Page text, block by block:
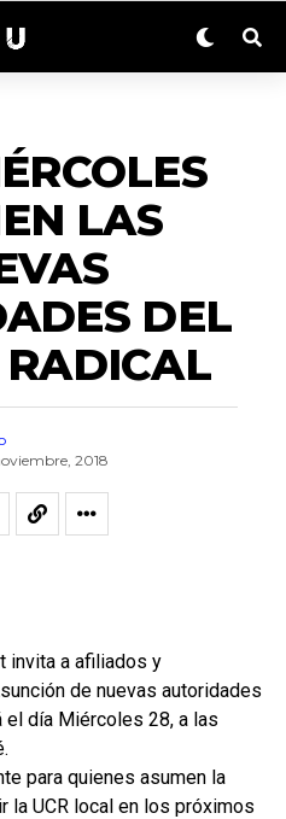
LAS
DEL
2018
invita a afiliados y
de nuevas autoridades
el día Miércoles 28, a las
para quienes asumen la
la UCR local en los próximos